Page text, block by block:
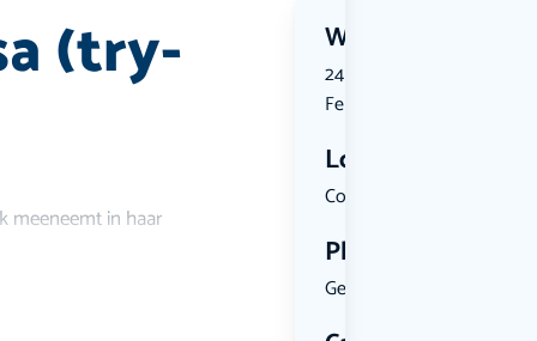
(try- Wanneer?
24 February 2027 | 20:30
February 2027 | 22:00
Locatie
Cornelis G...
Plekken
Geen limiet
meeneemt in haar